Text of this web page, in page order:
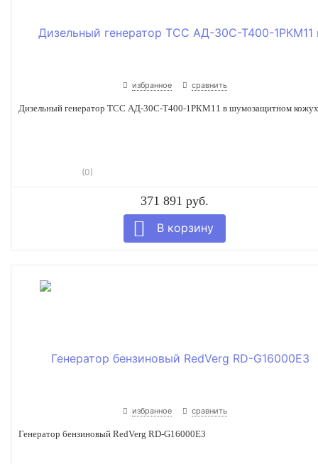
избранное сравнить
Дизельный генератор ТСС АД-30С-Т400-1РКМ11 в шумозащитном
(0)
371 891 руб.
избранное сравнить
Генератор бензиновый RedVerg RD-G16000E3